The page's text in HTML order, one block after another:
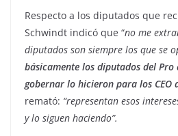
Respecto a los diputados que
Schwindt indicó que “no me
diputados son siempre los que se
básicamente los diputados del Pro
gobernar lo hicieron para los CEO
remató: “representan esos
y lo siguen haciendo”.